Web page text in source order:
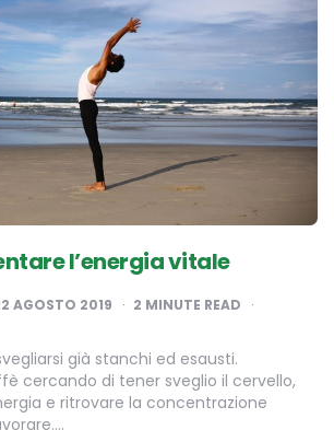
l’energia vitale
AGOSTO 2019 2 MINUTE READ
già stanchi ed esausti.
cercando di tener sveglio il cervello,
e ritrovare la concentrazione